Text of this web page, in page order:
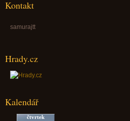
Kontakt
samurajtt
Hrady.cz
Kalendář
čtvrtek